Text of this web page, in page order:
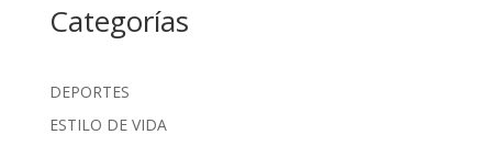
Categorías
DEPORTES
ESTILO DE VIDA